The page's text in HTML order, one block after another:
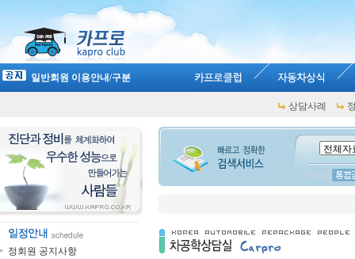
일반회원 이용안내/구분
상담사례
정회원 공지사항